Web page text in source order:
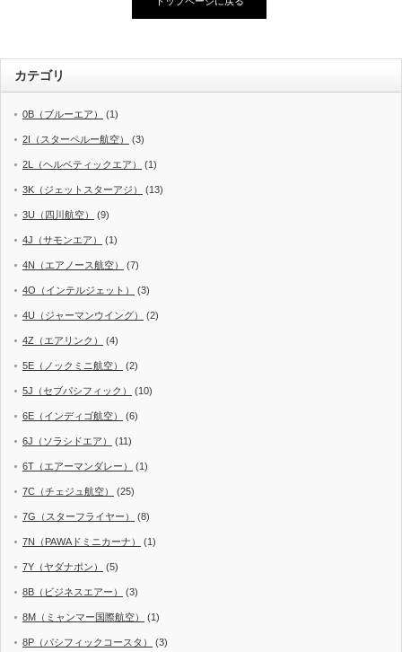
カテゴリ
0B（ブルーエア） (1)
2I（スターペルー航空） (3)
2L（ヘルベティックエア） (1)
3K（ジェットスターアジ） (13)
3U（四川航空） (9)
4J（サモンエア） (1)
4N（エアノース航空） (7)
4O（インテルジェット） (3)
4U（ジャーマンウイング） (2)
4Z（エアリンク） (4)
5E（ノックミニ航空） (2)
5J（セブパシフィック） (10)
6E（インディゴ航空） (6)
6J（ソラシドエア） (11)
6T（エアーマンダレー） (1)
7C（チェジュ航空） (25)
7G（スターフライヤー） (8)
7N（PAWAドミニカーナ） (1)
7Y（ヤダナポン） (5)
8B（ビジネスエアー） (3)
8M（ミャンマー国際航空） (1)
8P（パシフィックコースタ） (3)